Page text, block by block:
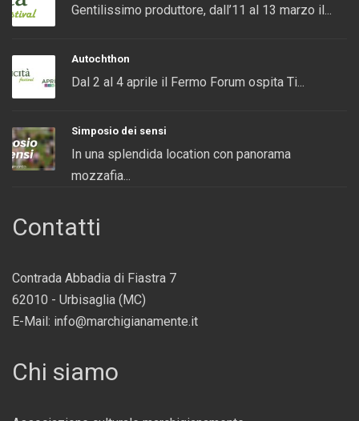
Gentilissimo produttore, dall’11 al 13 marzo il...
Autochthon
Dal 2 al 4 aprile il Fermo Forum ospita Ti...
Simposio dei sensi
In una splendida location con panorama
mozzafia...
Contatti
Contrada Abbadia di Fiastra 7
62010 - Urbisaglia (MC)
E-Mail: info@marchigianamente.it
Chi siamo